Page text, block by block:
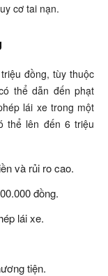
cơ tai nạn.
đồng, tùy thuộc
thể dẫn đến phạt
lái xe trong một
thể lên đến 6 triệu
và rủi ro cao.
đồng.
lái xe.
tiện.